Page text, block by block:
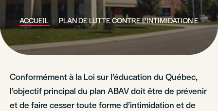
ACCUEIL PLAN DE LUTTE CONTRE L'INTIMIDATION ET LA
Conformément à la Loi sur l’éducation du Québec,
l’objectif principal du plan ABAV doit être de prévenir
et de faire cesser toute forme d’intimidation et de